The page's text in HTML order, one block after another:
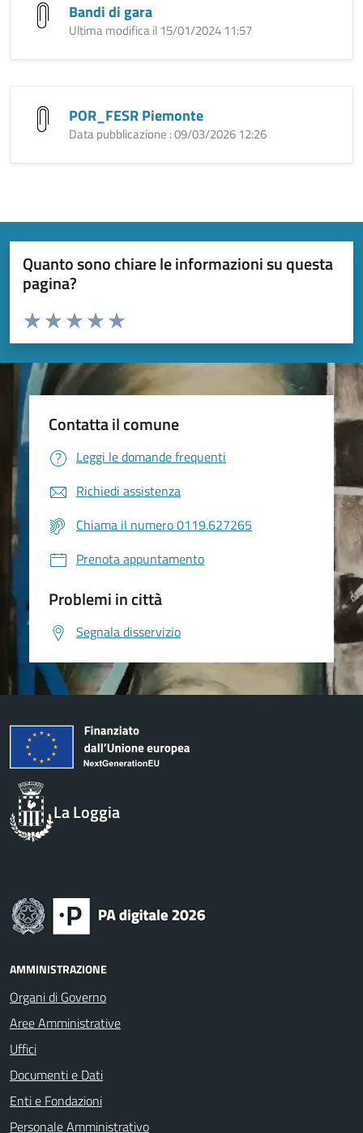
Bandi di gara
Ultima modifica il 15/01/2024 11:57
POR_FESR Piemonte
Data pubblicazione : 09/03/2026 12:26
Quanto sono chiare le informazioni su questa
pagina?
Valuta da 1 a 5 stelle la pagina
Valuta 5 stelle su 5
Valuta 4 stelle su 5
Valuta 3 stelle su 5
Valuta 2 stelle su 5
Valuta 1 stelle su 5
Contatta il comune
Leggi le domande frequenti
Richiedi assistenza
Chiama il numero 0119.627265
Prenota appuntamento
Problemi in città
Segnala disservizio
La Loggia
AMMINISTRAZIONE
Organi di Governo
Aree Amministrative
Uffici
Documenti e Dati
Enti e Fondazioni
Personale Amministrativo